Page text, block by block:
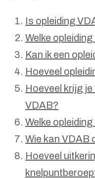
Is opleiding
Welke
Kan ik een
Hoeveel
Hoeveel krijg
VDAB?
Welke
Wie kan VDAB
Hoeveel